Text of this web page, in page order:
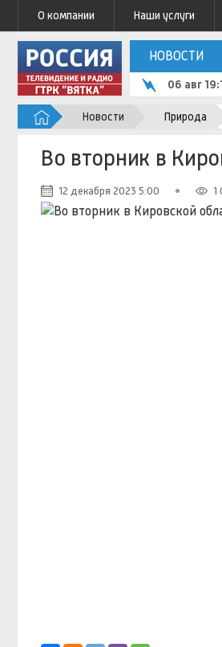
О компании Наши услуги
НОВОСТИ
06 авг
Новости Природа
Во вторник в
12 декабря 2023 5:00 1